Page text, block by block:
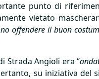
punto di
vietato
offendere il buon
Strada Angioli era “
su iniziativa del